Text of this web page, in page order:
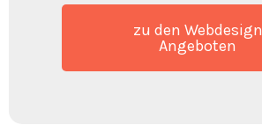
zu den Webdesign
Angeboten